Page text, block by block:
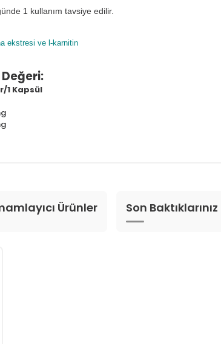
1 kullanım tavsiye edilir.
ekstresi ve l-karnitin
1 Kapsül
Ürünler Son Baktıklarınız